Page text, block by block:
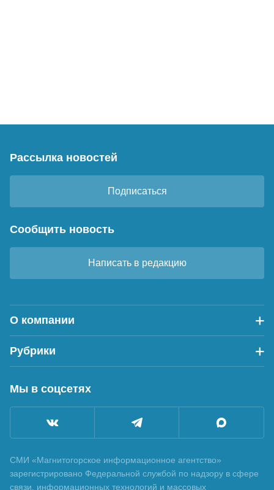
Рассылка новостей
Подписаться
Сообщить новость
Написать в редакцию
О компании
Рубрики
Мы в соцсетях
СМИ «Магнитогорское информационное агентство»
зарегистрировано Федеральной службой по надзору в сфере
связи, информационных технологий и массовых